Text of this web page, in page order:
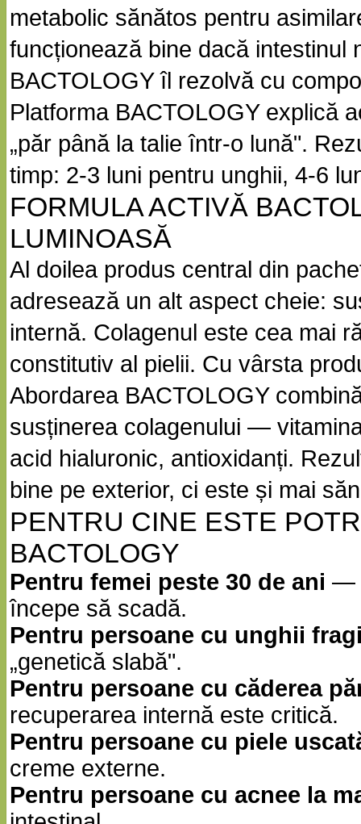
metabolic sănătos pentru
funcționează bine dacă
BACTOLOGY îl rezolvă cu
Platforma BACTOLOGY explică
„păr până la talie într-o lună".
timp: 2-3 luni pentru unghii, 4-6
FORMULA ACTIVĂ
LUMINOASĂ
Al doilea produs central din
adresează un alt aspect cheie:
internă. Colagenul este cea mai
constitutiv al pielii. Cu vârsta
Abordarea BACTOLOGY
susținerea colagenului —
acid hialuronic, antioxidanți.
bine pe exterior, ci este și mai
PENTRU CINE ESTE
BACTOLOGY
Pentru femei peste 30 de ani —
începe să scadă.
Pentru persoane cu unghii
„genetică slabă".
Pentru persoane cu căderea
recuperarea internă este critică.
Pentru persoane cu piele
creme externe.
Pentru persoane cu acnee la